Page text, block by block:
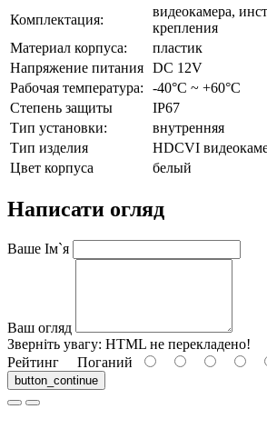
Комплектация:
видеокамера,
крепления
Материал корпуса:
пластик
Напряжение питания DC 12V
Рабочая температура:
-40°C ~ +60°C
Степень защиты
IP67
Тип установки:
внутренняя
Тип изделия
HDCVI
Цвет корпуса
белый
Написати огляд
Ваше Ім`я
Ваш огляд
Зверніть увагу: HTML не перекладено!
Рейтинг Поганий
button_continue